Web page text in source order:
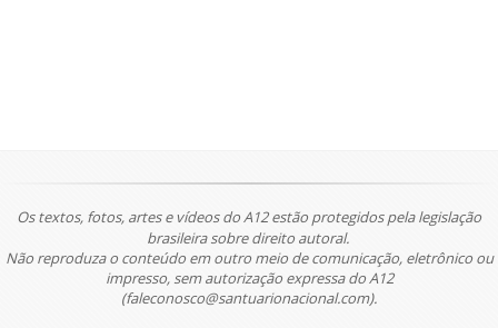
Os textos, fotos, artes e vídeos do A12 estão protegidos pela legislação
brasileira sobre direito autoral.
Não reproduza o conteúdo em outro meio de comunicação, eletrônico ou
impresso, sem autorização expressa do A12
(faleconosco@santuarionacional.com).